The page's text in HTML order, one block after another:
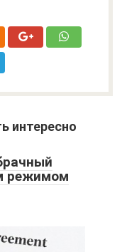
интересно
режимом